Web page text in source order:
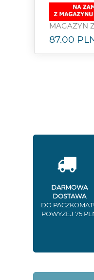
MAGAZYN
87.00
DARMOWA
DOSTAWA
DO
POWYŻEJ 75